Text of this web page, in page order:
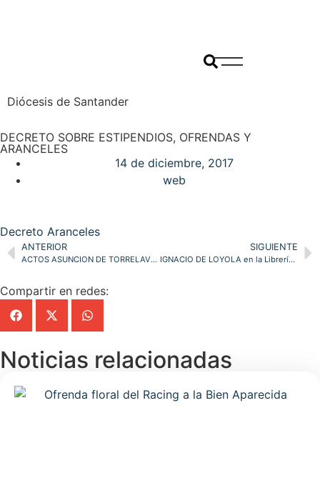
Diócesis de Santander
DECRETO SOBRE ESTIPENDIOS, OFRENDAS Y
ARANCELES
14 de diciembre, 2017
web
Decreto Aranceles
ANTERIOR
ACTOS ASUNCION DE TORRELAVEGA: DIA Migrante y Horario Navideño tienda Comercio Justo Torrelavega
SIGUIENTE
IGNACIO DE LOYOLA en la Librería de Pastoral de la diócesis
Compartir en redes:
Noticias relacionadas